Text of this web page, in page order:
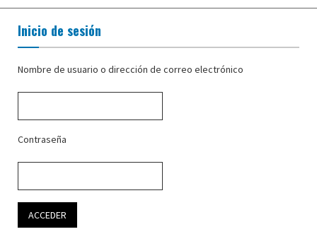
Inicio de sesión
Nombre de usuario o dirección de correo electrónico
Contraseña